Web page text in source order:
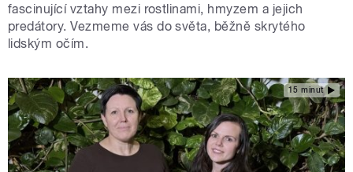
fascinující vztahy mezi rostlinami, hmyzem a jejich
predátory. Vezmeme vás do světa, běžně skrytého
lidským očím.
15 minut